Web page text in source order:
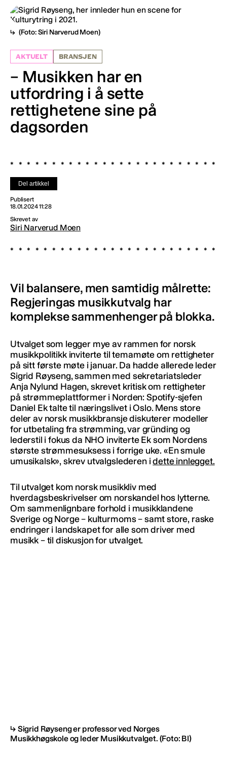
(Foto: Siri Narverud Moen)
AKTUELT BRANSJEN
– Musikken har en
utfordring i å sette
rettighetene sine på
dagsorden
Del artikkel
Publisert
18.01.2024 11:28
Skrevet av
Siri Narverud Moen
Vil balansere, men samtidig målrette:
Regjeringas musikkutvalg har
komplekse sammenhenger på blokka.
Utvalget som legger mye av rammen for norsk
musikkpolitikk inviterte til temamøte om rettigheter
på sitt første møte i januar. Da hadde allerede leder
Sigrid Røyseng, sammen med sekretariatsleder
Anja Nylund Hagen, skrevet kritisk om rettigheter
på strømmeplattformer i Norden: Spotify-sjefen
Daniel Ek talte til næringslivet i Oslo. Mens store
deler av norsk musikkbransje diskuterer modeller
for utbetaling fra strømming, var gründing og
lederstil i fokus da NHO inviterte Ek som Nordens
største strømmesuksess i forrige uke. «En smule
umusikalsk», skrev utvalgslederen idette innlegget.
Til utvalget kom norsk musikkliv med
hverdagsbeskrivelser om norskandel hos lytterne.
Om sammenlignbare forhold i musikklandene
Sverige og Norge – kulturmoms – samt store, raske
endringer i landskapet for alle som driver med
musikk – til diskusjon for utvalget.
Sigrid Røyseng er professor ved Norges
Musikkhøgskole og leder Musikkutvalget. (Foto: BI)